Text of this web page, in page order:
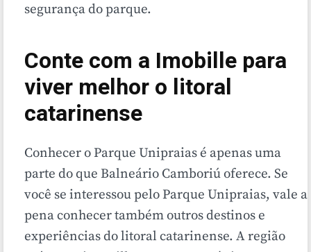
segurança do parque.
Conte com a Imobille para
viver melhor o litoral
catarinense
Conhecer o Parque Unipraias é apenas uma
parte do que Balneário Camboriú oferece. Se
você se interessou pelo Parque Unipraias, vale a
pena conhecer também outros destinos e
experiências do litoral catarinense. A região